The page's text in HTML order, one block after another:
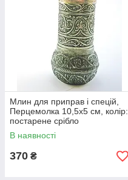
Млин для приправ і спецій,
Перцемолка 10,5х5 см, колір:
постарене срібло
В наявності
370 ₴